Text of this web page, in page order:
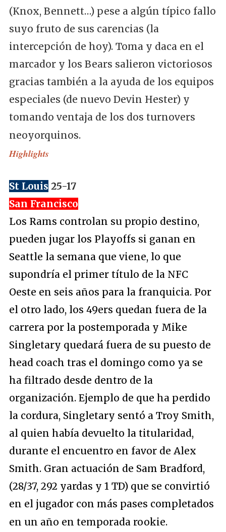
(Knox, Bennett…) pese a algún típico fallo
suyo fruto de sus carencias (la
intercepción de hoy). Toma y daca en el
marcador y los Bears salieron victoriosos
gracias también a la ayuda de los equipos
especiales (de nuevo Devin Hester) y
tomando ventaja de los dos turnovers
neoyorquinos.
Highlights
St Louis 25-17
San Francisco
Los Rams controlan su propio destino,
pueden jugar los Playoffs si ganan en
Seattle la semana que viene, lo que
supondría el primer título de la NFC
Oeste en seis años para la franquicia. Por
el otro lado, los 49ers quedan fuera de la
carrera por la postemporada y Mike
Singletary quedará fuera de su puesto de
head coach tras el domingo como ya se
ha filtrado desde dentro de la
organización. Ejemplo de que ha perdido
la cordura, Singletary sentó a Troy Smith,
al quien había devuelto la titularidad,
durante el encuentro en favor de Alex
Smith. Gran actuación de Sam Bradford,
(28/37, 292 yardas y 1 TD) que se convirtió
en el jugador con más pases completados
en un año en temporada rookie.